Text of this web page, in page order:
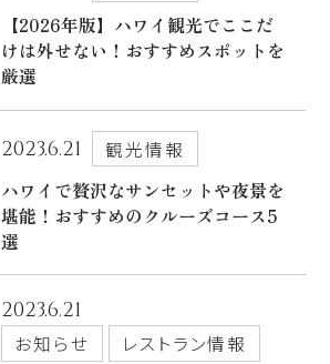
【2026年版】ハワイ観光でここだ
けは外せない！おすすめスポットを
厳選
2023.6.21
観光情報
ハワイで贅沢なサンセットや夜景を
堪能！おすすめのクルーズコース5
選
2023.6.21
お知らせ
レストラン情報